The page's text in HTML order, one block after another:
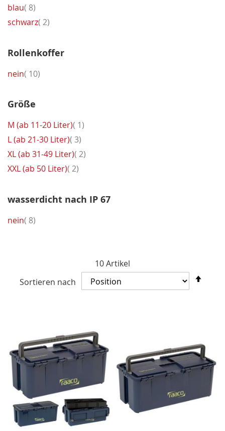
10Artikel
Sortieren nach
blau 8Artikel
schwarz 2Artikel
Rollenkoffer
nein 10Artikel
Größe
M (ab 11-20 Liter) 1Artikel
L (ab 21-30 Liter) 3Artikel
XL (ab 31-49 Liter) 2Artikel
XXL (ab 50 Liter) 2Artikel
wasserdicht nach IP 67
nein 8Artikel